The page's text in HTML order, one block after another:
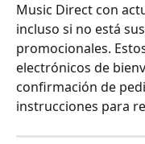
Music Direct con
incluso si no está
promocionales.
electrónicos de
confirmación de
instrucciones para